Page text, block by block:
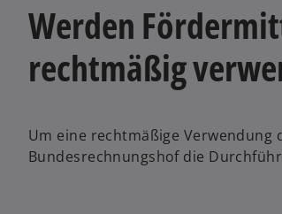
Werden
rechtmäßig
Um eine rechtmäßige
Bundesrechnungshof die